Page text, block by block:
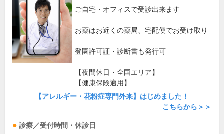
ご自宅・オフィスで受診出来ます
お薬はお近くの薬局、宅配便でお受け取り
登園許可証・診断書も発行可
【夜間休日・全国エリア】
【健康保険適用】
【アレルギー・花粉症専門外来】はじめました！
こちらから＞＞
診療／受付時間・休診日